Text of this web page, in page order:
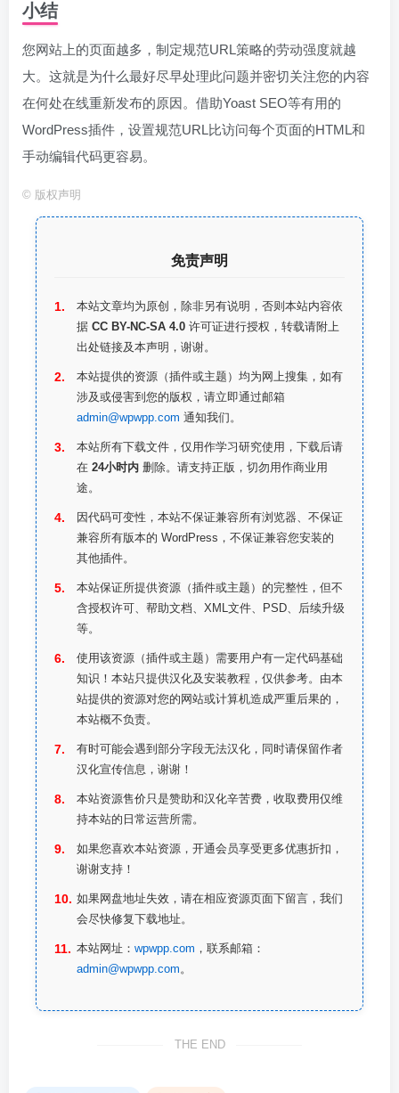
小结
您网站上的页面越多，制定规范URL策略的劳动强度就越
大。这就是为什么最好尽早处理此问题并密切关注您的内容
在何处在线重新发布的原因。借助Yoast SEO等有用的
WordPress插件，设置规范URL比访问每个页面的HTML和
手动编辑代码更容易。
© 版权声明
免责声明
本站文章均为原创，除非另有说明，否则本站内容依
据 CC BY-NC-SA 4.0 许可证进行授权，转载请附上
出处链接及本声明，谢谢。
本站提供的资源（插件或主题）均为网上搜集，如有
涉及或侵害到您的版权，请立即通过邮箱
admin@wpwpp.com 通知我们。
本站所有下载文件，仅用作学习研究使用，下载后请
在 24小时内 删除。请支持正版，切勿用作商业用
途。
因代码可变性，本站不保证兼容所有浏览器、不保证
兼容所有版本的 WordPress，不保证兼容您安装的
其他插件。
本站保证所提供资源（插件或主题）的完整性，但不
含授权许可、帮助文档、XML文件、PSD、后续升级
等。
使用该资源（插件或主题）需要用户有一定代码基础
知识！本站只提供汉化及安装教程，仅供参考。由本
站提供的资源对您的网站或计算机造成严重后果的，
本站概不负责。
有时可能会遇到部分字段无法汉化，同时请保留作者
汉化宣传信息，谢谢！
本站资源售价只是赞助和汉化辛苦费，收取费用仅维
持本站的日常运营所需。
如果您喜欢本站资源，开通会员享受更多优惠折扣，
谢谢支持！
如果网盘地址失效，请在相应资源页面下留言，我们
会尽快修复下载地址。
本站网址： wpwpp.com ，联系邮箱：
admin@wpwpp.com。
THE END